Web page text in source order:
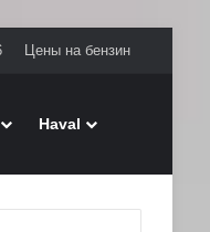
Цены на бензин
Haval